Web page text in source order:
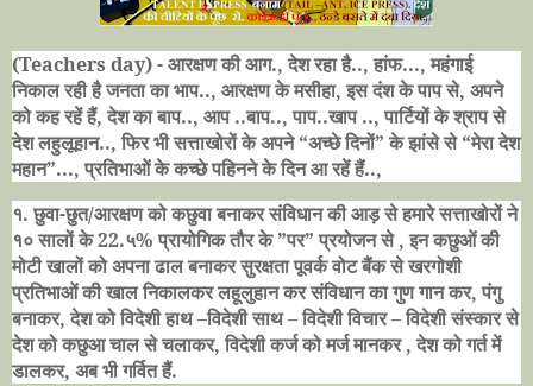
(Teachers day) -आरक्षण की आग.,देश रहा है..,हांफ...,महंगाई
निकाल रही है जनता का भाप.., आरक्षण के मसीहा,इस दंश के पाप से, अपने
को कह रहें हैं,देश का बाप.., आप ..बाप..,पाप..खाप ..,पार्टियों के श्राप से
देश लहुलूहान..,फिर भी सत्ताखोरों के अपने“अच्छे दिनों”के झांसे से“मेरा देश
महान”...,प्रतिभाओं के कच्छे पहिनने के दिन आ रहें हैं..,
१. छुवा-छुत/आरक्षण को कछुवा बनाकर संविधान की आड़ से हमारे सत्ताखोरों ने
१० सालों के22.५% प्रायोगिक तौर के”पर”प्रयोजन से,इन कछुओं की
मोटी खालों को अपना ढाल बनाकर सुरक्षता पूवर्क वोट बैंक से खरगोशी
प्रतिभाओं की खाल निकालकर लहूलुहान कर संविधान का गुण गान कर,पंगु
बनाकर,देश को विदेशी हाथ–विदेशी साथ–विदेशी विचार–विदेशी संस्कार से
देश को कछुआ चाल से चलाकर,विदेशी कर्ज को मर्ज मानकर,देश को गर्त में
डालकर, अब भी गर्वित हैं.